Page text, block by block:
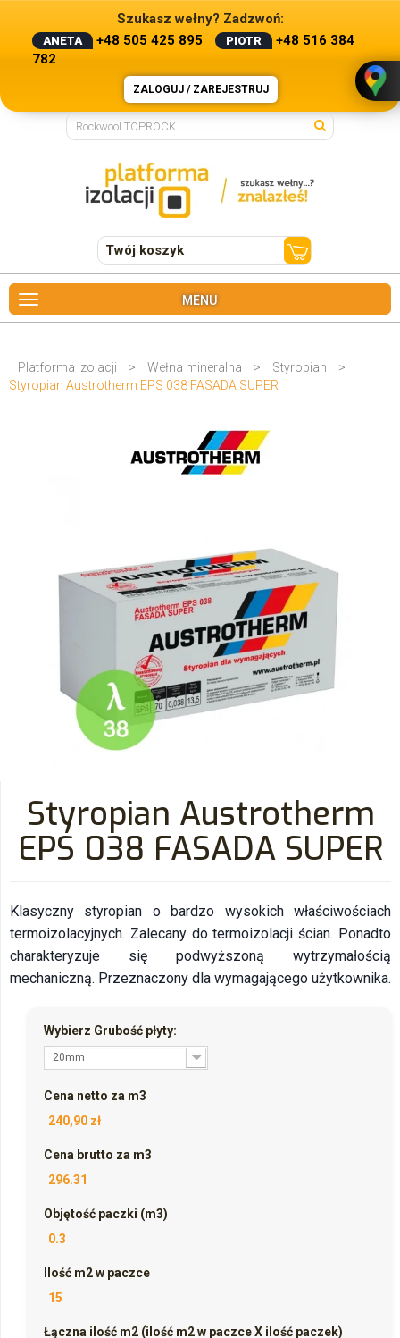
Szukasz wełny? Zadzwoń:
ANETA +48 505 425 895 PIOTR
+48 516 384
782
ZALOGUJ / ZAREJESTRUJ
Twój koszyk
MENU
Platforma Izolacji > Wełna mineralna > Styropian
>
Styropian Austrotherm EPS 038 FASADA SUPER
Styropian Austrotherm
EPS 038 FASADA SUPER
Klasyczny styropian o bardzo wysokich właściwościach
termoizolacyjnych. Zalecany do termoizolacji ścian. Ponadto
charakteryzuje się podwyższoną wytrzymałością
mechaniczną. Przeznaczony dla wymagającego użytkownika.
Wybierz Grubość płyty:
20mm
Cena netto za m3
240,90 zł
Cena brutto za m3
296.31
Objętość paczki (m3)
0.3
Ilość m2 w paczce
15
Łączna ilość m2 (ilość m2 w paczce X ilość paczek)